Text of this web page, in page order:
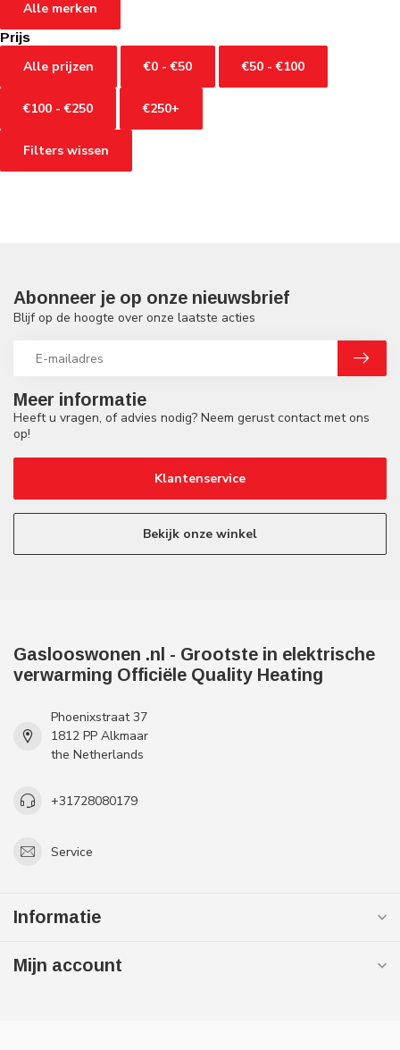
Alle merken
Prijs
Alle prijzen €0 - €50 €50 - €100
€100 - €250 €250+
Filters wissen
Meer informatie
Heeft u vragen, of advies nodig? Neem gerust contact met ons
op!
Klantenservice
Bekijk onze winkel
Abonneer je op onze nieuwsbrief
Blijf op de hoogte over onze laatste acties
Gaslooswonen .nl - Grootste in elektrische
verwarming Officiële Quality Heating
Phoenixstraat 37
1812 PP Alkmaar
the Netherlands
+31728080179
Service
Informatie
Mijn account